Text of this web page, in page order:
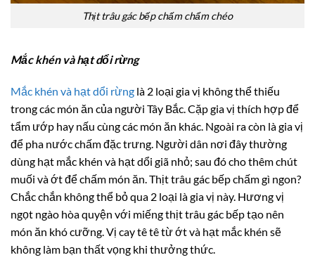
Thịt trâu gác bếp chấm chẩm chéo
Mắc khén và hạt dổi rừng
Mắc khén và hạt dổi rừng là 2 loại gia vị không thể thiếu
trong các món ăn của người Tây Bắc. Cặp gia vị thích hợp để
tẩm ướp hay nấu cùng các món ăn khác. Ngoài ra còn là gia vị
để pha nước chấm đặc trưng. Người dân nơi đây thường
dùng hạt mắc khén và hạt dổi giã nhỏ; sau đó cho thêm chút
muối và ớt để chấm món ăn. Thịt trâu gác bếp chấm gì ngon?
Chắc chắn không thể bỏ qua 2 loại là gia vị này. Hương vị
ngọt ngào hòa quyện với miếng thịt trâu gác bếp tạo nên
món ăn khó cưỡng. Vị cay tê tê từ ớt và hạt mắc khén sẽ
không làm bạn thất vọng khi thưởng thức.